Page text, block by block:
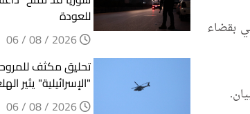
اللواء 63 في الحشد الشعبي بقضاء
للعودة
تحليق مكثف
"الإسرائيلية" يثير